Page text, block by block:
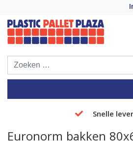
Plastic Pallet Plaza
Plastic Pallets Plaza, de nummer 1 in
Europa!
Snelle